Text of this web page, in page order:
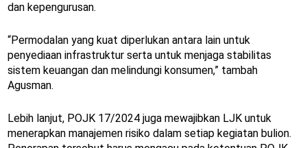
dan kepengurusan.
“Permodalan yang kuat diperlukan antara lain untuk
penyediaan infrastruktur serta untuk menjaga stabilitas
sistem keuangan dan melindungi konsumen,” tambah
Agusman.
Lebih lanjut, POJK 17/2024 juga mewajibkan LJK untuk
menerapkan manajemen risiko dalam setiap kegiatan bulion.